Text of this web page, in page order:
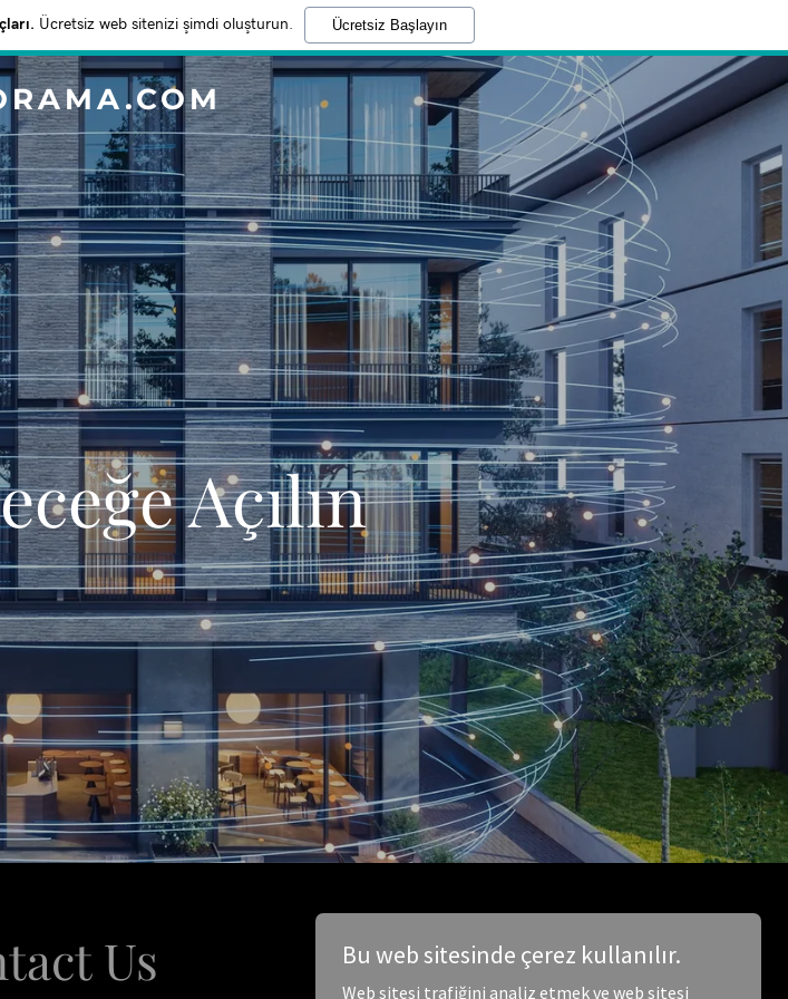
Ücretsiz web sitenizi şimdi oluşturun. Ücretsiz Başlayın
Açılın
Us Bu web sitesinde çerez kullanılır.
Web sitesi trafiğini analiz etmek ve web sitesi